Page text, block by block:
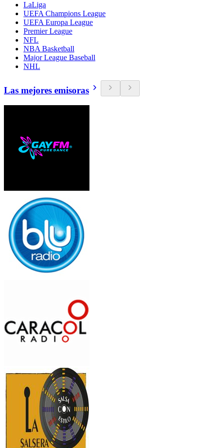
LaLiga
UEFA Champions League
UEFA Europa League
Premier League
NFL
NBA Basketball
Major League Baseball
NHL
Las mejores emisoras